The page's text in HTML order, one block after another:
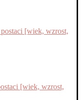
[wiek, wzrost,
[wiek, wzrost,